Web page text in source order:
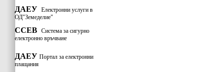
ДАЕУ Електронни услуги в
ОД"Земеделие"
ССЕВ Система за сигурно
електронно връчване
ДАЕУ Портал за електронни
плащания